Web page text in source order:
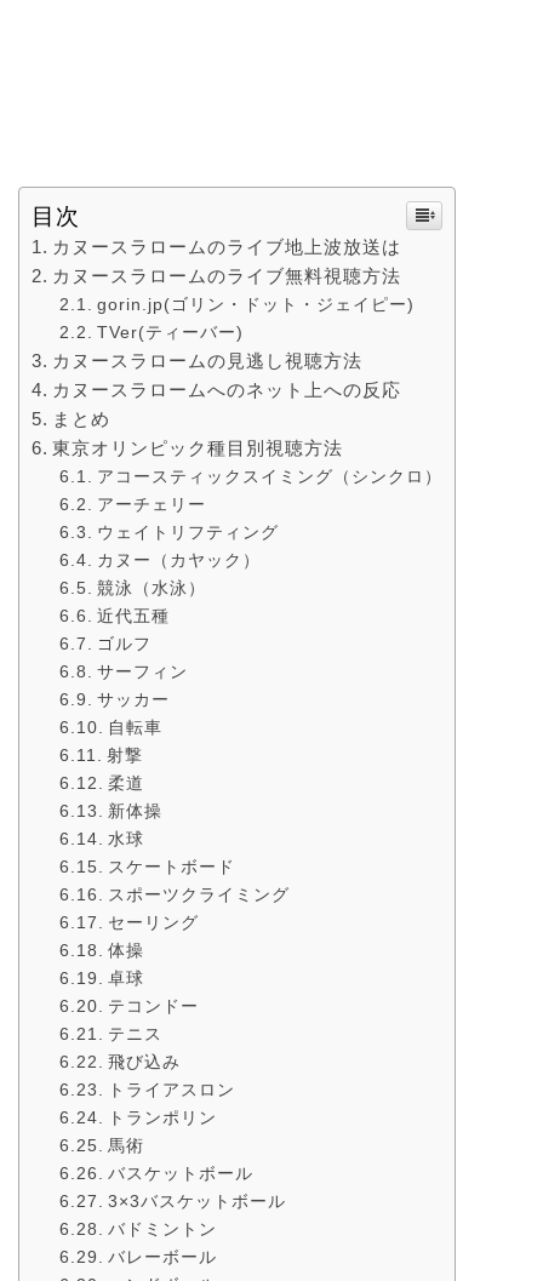
目次
カヌースラロームのライブ地上波放送は
カヌースラロームのライブ無料視聴方法
gorin.jp(ゴリン・ドット・ジェイピー)
TVer(ティーバー)
カヌースラロームの見逃し視聴方法
カヌースラロームへのネット上への反応
まとめ
東京オリンピック種目別視聴方法
アコースティックスイミング（シンクロ）
アーチェリー
ウェイトリフティング
カヌー（カヤック）
競泳（水泳）
近代五種
ゴルフ
サーフィン
サッカー
自転車
射撃
柔道
新体操
水球
スケートボード
スポーツクライミング
セーリング
体操
卓球
テコンドー
テニス
飛び込み
トライアスロン
トランポリン
馬術
バスケットボール
3×3バスケットボール
バドミントン
バレーボール